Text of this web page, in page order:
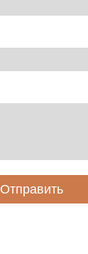
Отправить